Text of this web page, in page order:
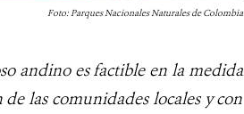
Foto: Parques Nacionales Naturales de Colombia
andino es factible en la medida
las comunidades locales y con